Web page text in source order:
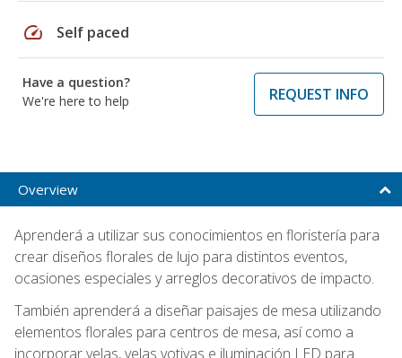
speed Self paced
Have a question?
We're here to help
REQUEST INFO
Overview
Aprenderá a utilizar sus conocimientos en floristería para
crear diseños florales de lujo para distintos eventos,
ocasiones especiales y arreglos decorativos de impacto.
También aprenderá a diseñar paisajes de mesa utilizando
elementos florales para centros de mesa, así como a
incorporar velas, velas votivas e iluminación LED para